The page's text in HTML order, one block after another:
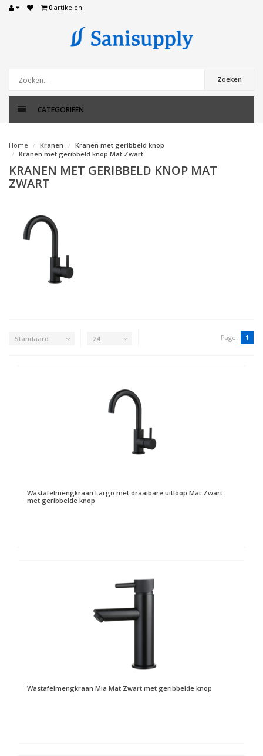
0 artikelen
Zoeken
CATEGORIEËN
Home Kranen
Kranen met geribbeld knop
Kranen met geribbeld knop Mat Zwart
KRANEN MET GERIBBELD KNOP MAT
ZWART
Standaard 24 Page: 1
Wastafelmengkraan Largo met draaibare uitloop Mat Zwart
met geribbelde knop
Wastafelmengkraan Mia Mat Zwart met geribbelde knop